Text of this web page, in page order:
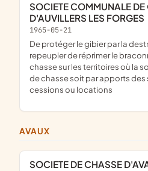
SOCIETE COMMUNALE DE CHASSE
D'AUVILLERS LES FORGES
1965-05-21
de protéger le gibier par la destruction des nuisibles de
repeupler de réprimer le
chasse sur les territoires où la
de chasse soit par apports
cessions ou locations
AVAUX
SOCIETE DE CHASSE